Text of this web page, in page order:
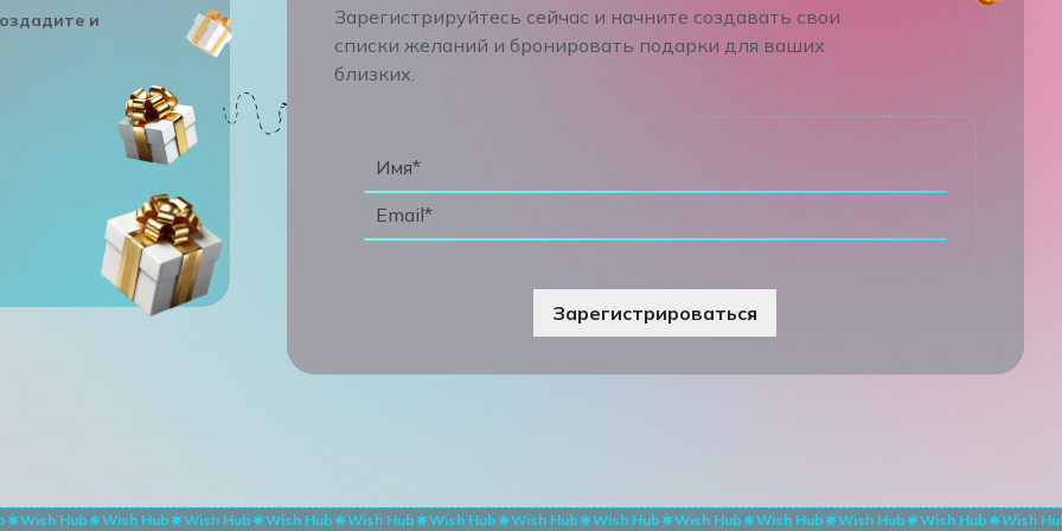
и
Зарегистрируйтесь сейчас и начните создавать свои
списки желаний и бронировать подарки для ваших
близких.
Имя*
Email*
Зарегистрироваться
Wish Hub Wish Hub Wish Hub Wish Hub Wish Hub Wish Hub Wish Hub Wish Hub Wish Hub Wish Hub Wish Hub Wish Hub Wish